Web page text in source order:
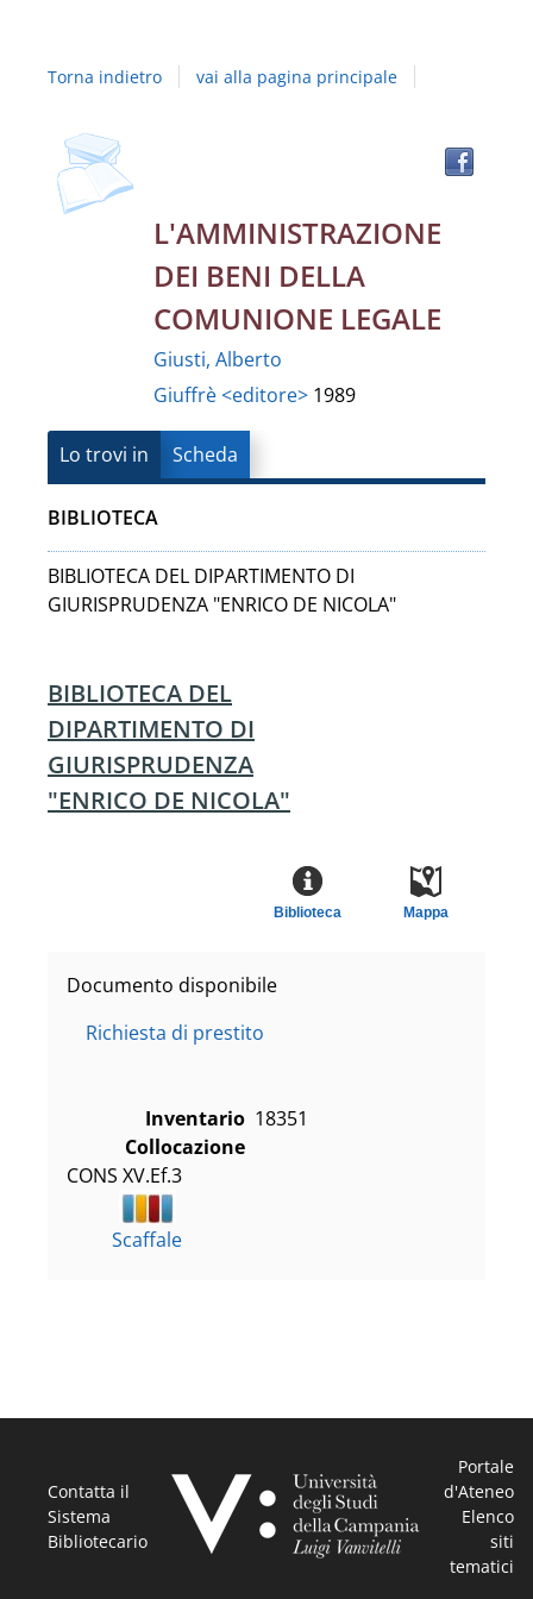
Campania
Vanvitelli"
Torna indietro vai alla pagina principale
Dettaglio
del
documento
L'AMMINISTRAZIONE
DEI BENI DELLA
COMUNIONE LEGALE
Giusti, Alberto
Giuffrè <editore> 1989
Lo trovi in Scheda
BIBLIOTECA
BIBLIOTECA DEL DIPARTIMENTO DI
GIURISPRUDENZA "ENRICO DE NICOLA"
BIBLIOTECA DEL
DIPARTIMENTO DI
GIURISPRUDENZA
"ENRICO DE NICOLA"
Mappa
Biblioteca
Documento disponibile
Richiesta di prestito
Inventario 18351
Collocazione
CONS XV.Ef.3
Scaffale
Contatta il
Sistema
Bibliotecario
Portale
d'Ateneo
Elenco
siti
tematici